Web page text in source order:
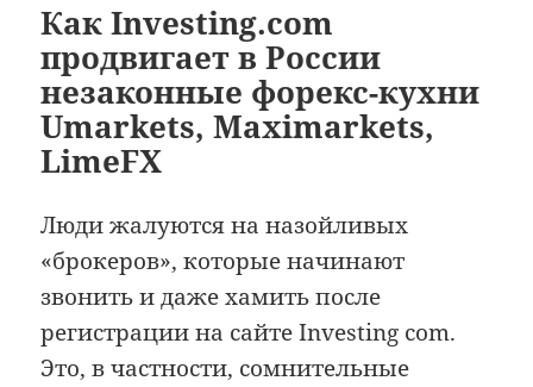
Как Investing.com
продвигает в России
незаконные форекс-кухни
Umarkets, Maximarkets,
LimeFX
Люди жалуются на назойливых
«брокеров», которые начинают
звонить и даже хамить после
регистрации на сайте Investing com.
Это, в частности, сомнительные